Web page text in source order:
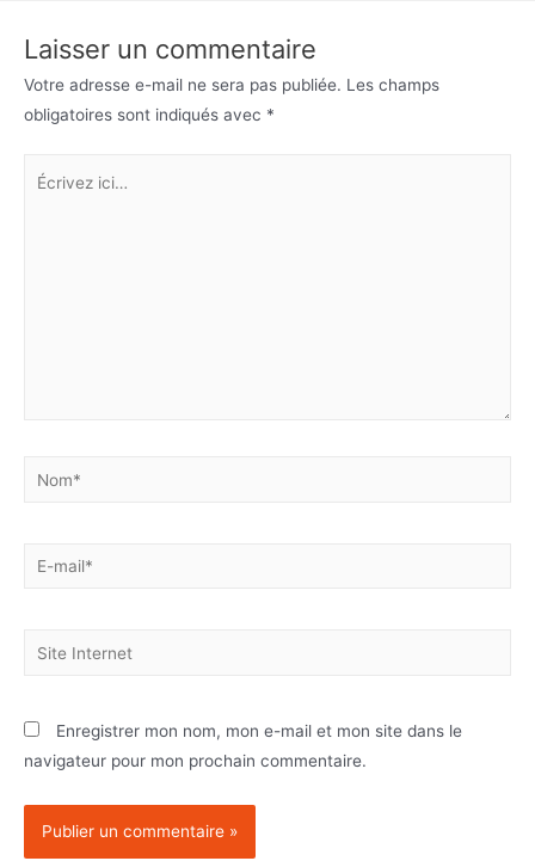
Laisser un commentaire
Votre adresse e-mail ne sera pas publiée. Les champs
obligatoires sont indiqués avec *
Enregistrer mon nom, mon e-mail et mon site dans le
navigateur pour mon prochain commentaire.